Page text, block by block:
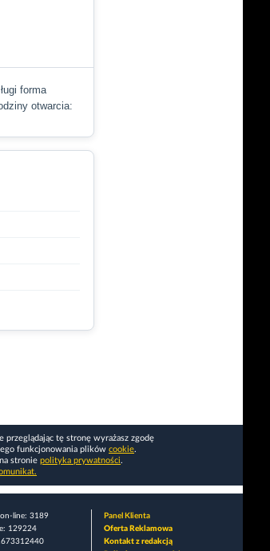
forma
otwarcia:
tę stronę wyrażasz zgodę
funkcjonowania plików cookie.
stronie polityka prywatności.
line: 3189
129224
Panel Klienta
Oferta Reklamowa
Kontakt z redakcją